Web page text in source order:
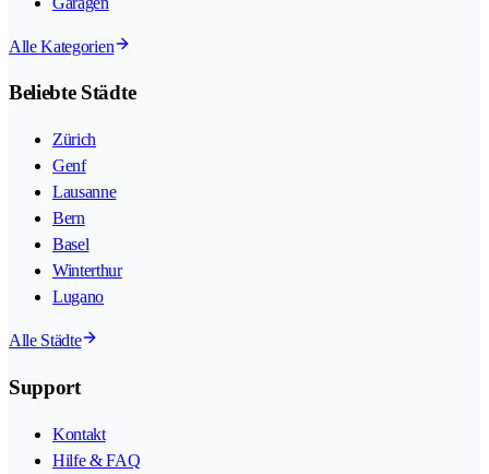
Alle Kategorien
Beliebte Städte
Zürich
Genf
Lausanne
Bern
Basel
Winterthur
Lugano
Alle Städte
Support
Kontakt
Hilfe & FAQ